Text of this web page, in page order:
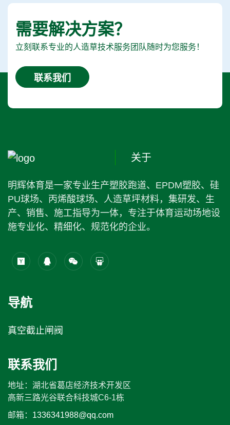
需要解决方案？
立刻联系专业的人造草技术服务团队随时为您服务！
联系我们
关于
明辉体育是一家专业生产塑胶跑道、EPDM塑胶、硅
PU球场、丙烯酸球场、人造草坪材料，集研发、生
产、销售、施工指导为一体，专注于体育运动场地设
施专业化、精细化、规范化的企业。
导航
真空截止闸阀
联系我们
地址：湖北省葛店经济技术开发区
高新三路光谷联合科技城C6-1栋
邮箱： 1336341988@qq.com